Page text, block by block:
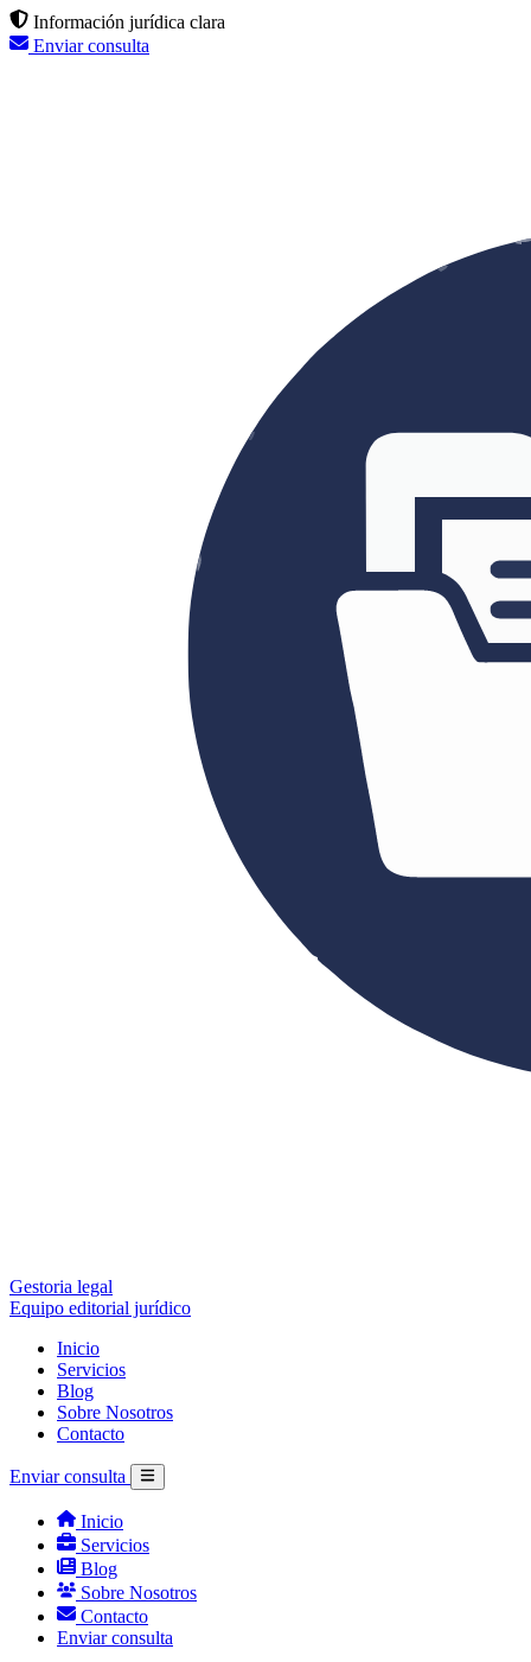
Información jurídica clara
Enviar consulta
Gestoria legal
Equipo editorial jurídico
Inicio
Servicios
Blog
Sobre Nosotros
Contacto
Enviar consulta
Inicio
Servicios
Blog
Sobre Nosotros
Contacto
Enviar consulta